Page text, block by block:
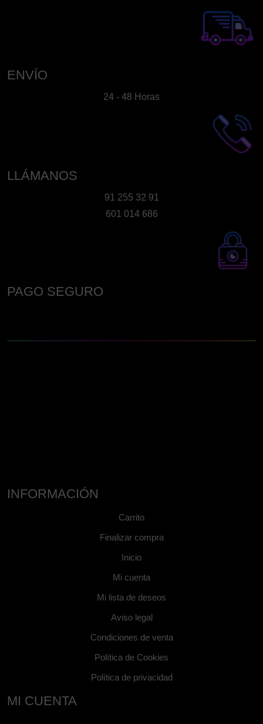
ENVÍO
24 - 48 Horas
LLÁMANOS
91 255 32 91
601 014 686
PAGO SEGURO
INFORMACIÓN
Carrito
Finalizar compra
Inicio
Mi cuenta
Mi lista de deseos
Aviso legal
Condiciones de venta
Política de Cookies
Política de privacidad
MI CUENTA